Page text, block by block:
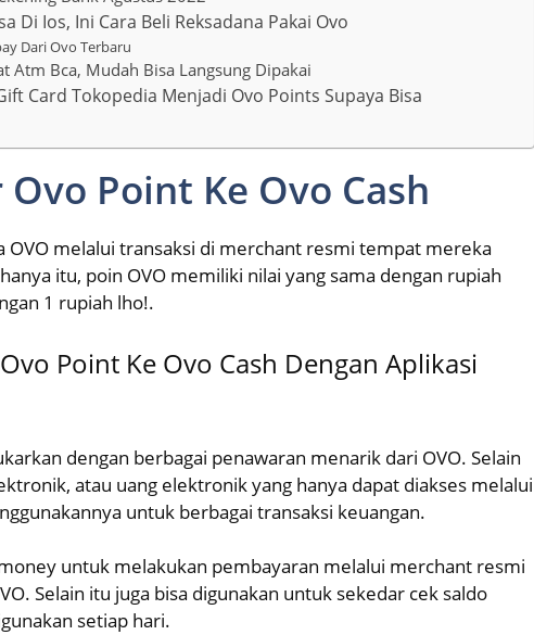
Di Ios, Ini Cara Beli Reksadana Pakai Ovo
Dari Ovo Terbaru
Atm Bca, Mudah Bisa Langsung Dipakai
Card Tokopedia Menjadi Ovo Points Supaya Bisa
Point Ke Ovo Cash
OVO melalui transaksi di merchant resmi tempat mereka
itu, poin OVO memiliki nilai yang sama dengan rupiah
1 rupiah lho!.
Point Ke Ovo Cash Dengan Aplikasi
dengan berbagai penawaran menarik dari OVO. Selain
atau uang elektronik yang hanya dapat diakses melalui
untuk berbagai transaksi keuangan.
untuk melakukan pembayaran melalui merchant resmi
Selain itu juga bisa digunakan untuk sekedar cek saldo
setiap hari.